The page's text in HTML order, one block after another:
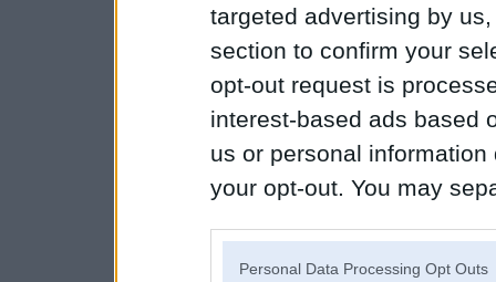
targeted advertising by
section to confirm your
opt-out request is
interest-based ads based
us or personal
your opt-out. You may
Personal Data Processing Opt Outs